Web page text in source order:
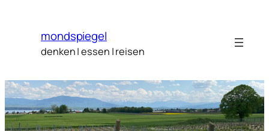
springen
mondspiegel
denken | essen | reisen